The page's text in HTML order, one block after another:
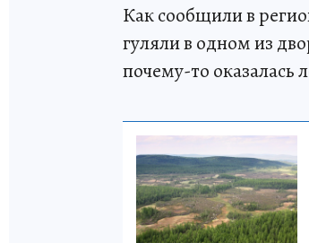
Как сообщили в
гуляли в одном из
почему-то